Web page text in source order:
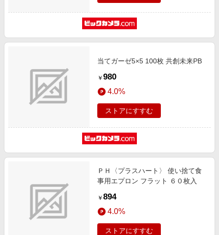
当てガーゼ5×5 100枚 共創未来PB
￥ 980
4.0%
ストアにすすむ
ＰＨ〈プラスハート〉 使い捨て食
事用エプロン フラット ６０枚入
￥ 894
4.0%
ストアにすすむ